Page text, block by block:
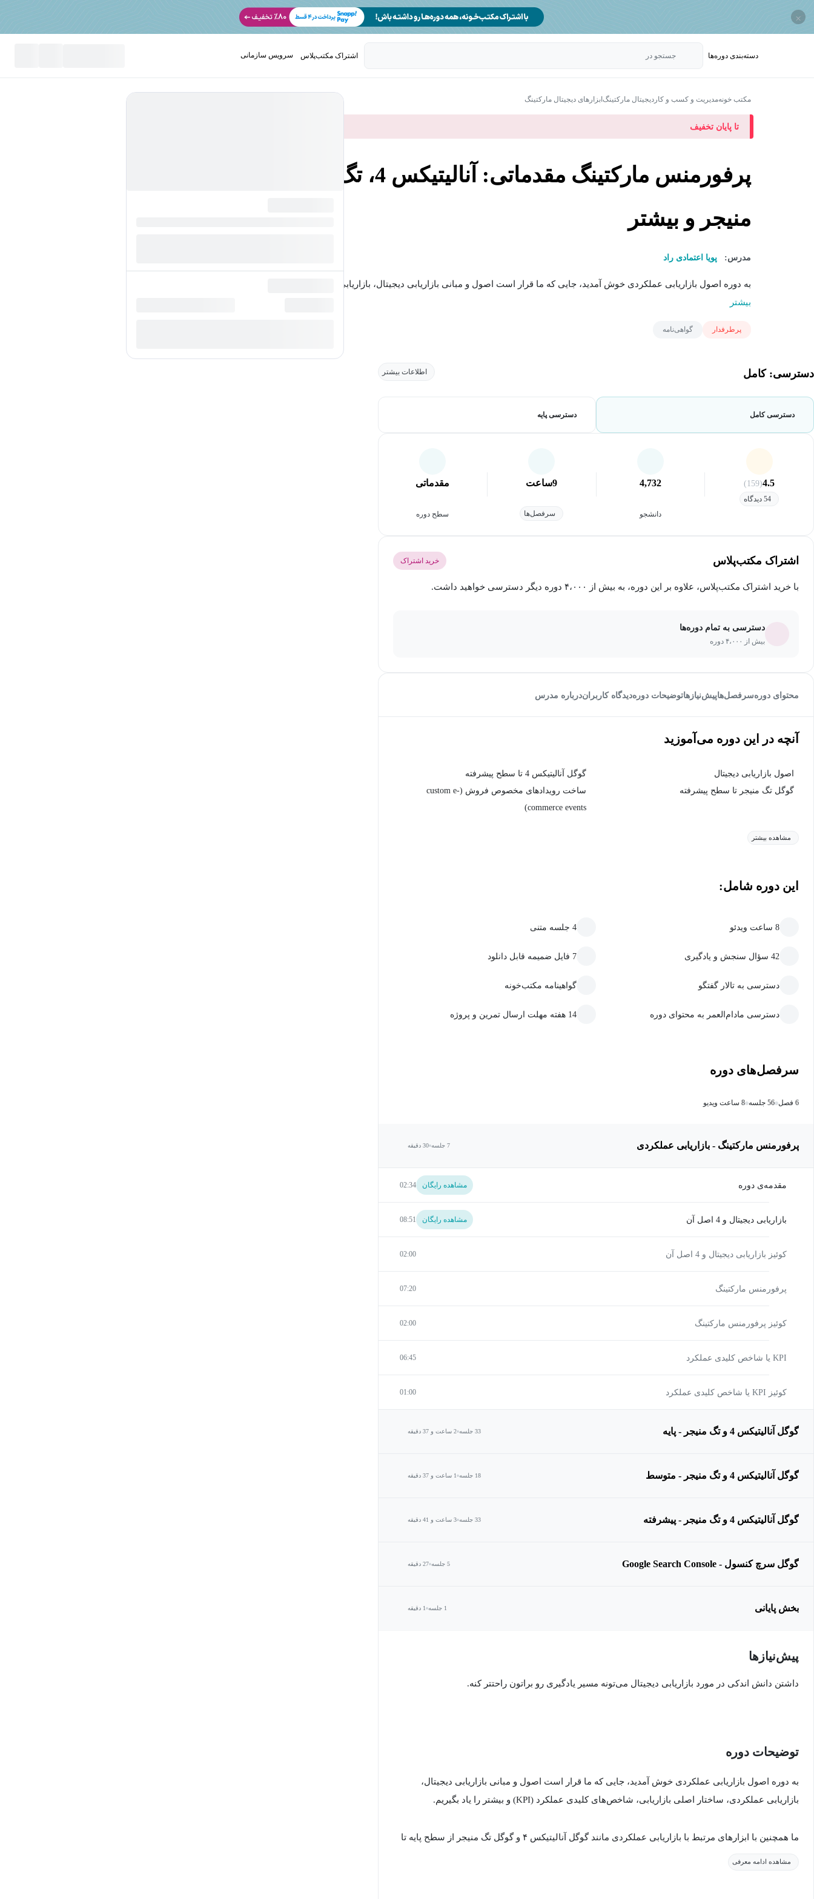
×
دسته‌بندی‌ دوره‌ها جستجو در اشتراک مکتب‌پلاس سرویس سازمانی
مکتب خونهمدیریت و کسب و کار دیجیتال مارکتینگ ابزارهای دیجیتال مارکتینگ
تا پایان تخفیف
پرفورمنس مارکتینگ مقدماتی: آنالیتیکس 4، تگ
منیجر و بیشتر
مدرس: پویا اعتمادی راد
به دوره اصول بازاریابی عملکردی خوش آمدید، جایی که ما قرار است اصول و مبانی بازاریابی دیجیتال، بازاریابی...
بیشتر
پرطرفدار گواهی‌نامه
دسترسی: کامل اطلاعات بیشتر
دسترسی کامل دسترسی پایه
4.5
(159)
54 دیدگاه
4,732
دانشجو
9ساعت
سرفصل‌ها
مقدماتی
سطح دوره
اشتراک مکتب‌پلاس خرید اشتراک
با خرید اشتراک مکتب‌پلاس، علاوه بر این دوره، به بیش از ۴،۰۰۰ دوره دیگر دسترسی خواهید داشت.
دسترسی به تمام دوره‌ها
بیش از ۴،۰۰۰ دوره
محتوای دورهسرفصل‌هاپیش‌نیاز‌هاتوضیحات دورهدیدگاه کاربراندرباره مدرس
آنچه در این دوره می‌آموزید
اصول بازاریابی دیجیتال
گوگل آنالیتیکس 4 تا سطح پیشرفته
گوگل تگ منیجر تا سطح پیشرفته
ساخت رویدادهای مخصوص فروش (custom e-
commerce events)
مشاهده بیشتر
این دوره شامل:
8 ساعت ویدئو 4 جلسه متنی
42 سؤال سنجش و یادگیری 7 فایل ضمیمه قابل دانلود
دسترسی به تالار گفتگو گواهینامه مکتب‌خونه
دسترسی مادام‌العمر به محتوای دوره 14 هفته مهلت ارسال تمرین و پروژه
سرفصل‌های دوره
6 فصل 56 جلسه 8 ساعت ویدیو
پرفورمنس مارکتینگ - بازاریابی عملکردی 7 جلسه 30 دقیقه
مقدمه‌ی دوره مشاهده رایگان 02:34
بازاریابی دیجیتال و 4 اصل آن مشاهده رایگان 08:51
کوئیز بازاریابی دیجیتال و 4 اصل آن 02:00
پرفورمنس مارکتینگ 07:20
کوئیز پرفورمنس مارکتینگ 02:00
06:45
کوئیز KPI ﯾﺎ ﺷﺎﺧﺺ ﮐﻠﯿﺪی ﻋﻤﻠﮑﺮد 01:00
گوگل آنالیتیکس 4 و تگ منیجر - پایه 33 جلسه 2 ساعت و 37 دقیقه
گوگل آنالیتیکس 4 و تگ منیجر - متوسط 18 جلسه 1 ساعت و 37 دقیقه
گوگل آنالیتیکس 4 و تگ منیجر - پیشرفته 33 جلسه 3 ساعت و 41 دقیقه
گوگل سرچ کنسول - Google Search Console 5 جلسه 27 دقیقه
بخش پایانی 1 جلسه 1 دقیقه
پیش‌نیاز‌ها
داشتن دانش اندکی در مورد بازاریابی دیجیتال می‌تونه مسیر یادگیری رو براتون راحتتر کنه.
توضیحات دوره
به دوره اصول بازاریابی عملکردی خوش آمدید، جایی که ما قرار است اصول و مبانی بازاریابی دیجیتال،
بازاریابی عملکردی، ساختار اصلی بازاریابی، شاخص‌های کلیدی عملکرد (KPI) و بیشتر را یاد بگیریم.
ما همچنین با ابزارهای مرتبط با بازاریابی عملکردی مانند گوگل آنالیتیکس ۴ و گوگل تگ منیجر از سطح پایه تا
مشاهده ادامه معرفی